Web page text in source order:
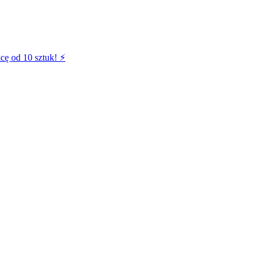
od 10 sztuk! ⚡️